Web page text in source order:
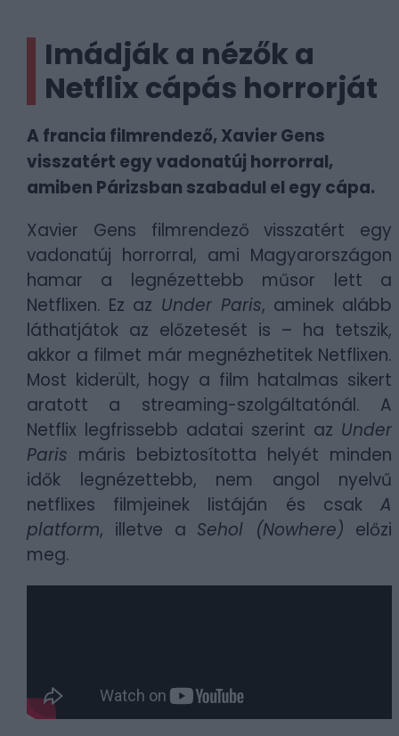
Imádják a nézők a
Netflix cápás horrorját
A francia filmrendező, Xavier Gens
visszatért egy vadonatúj horrorral,
amiben Párizsban szabadul el egy cápa.
Xavier Gens filmrendező visszatért egy
vadonatúj horrorral, ami Magyarországon
hamar a legnézettebb műsor lett a
Netflixen. Ez az Under Paris, aminek alább
láthatjátok az előzetesét is – ha tetszik,
akkor a filmet már megnézhetitek Netflixen.
Most kiderült, hogy a film hatalmas sikert
aratott a streaming-szolgáltatónál. A
Netflix legfrissebb adatai szerint az Under
Paris máris bebiztosította helyét minden
idők legnézettebb, nem angol nyelvű
netflixes filmjeinek listáján és csak A
platform, illetve a Sehol (Nowhere) előzi
meg.